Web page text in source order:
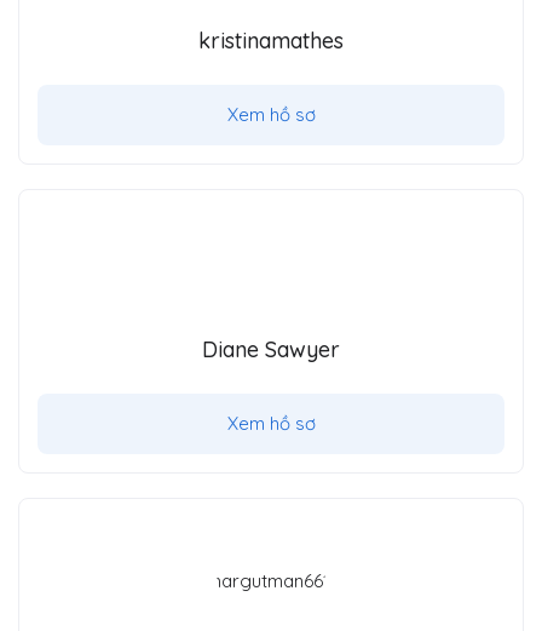
kristinamathes
Xem hồ sơ
Diane Sawyer
Xem hồ sơ